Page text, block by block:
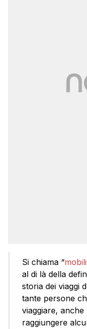
Si chiama “
al di là della
storia dei viaggi
tante persone
viaggiare,
raggiungere